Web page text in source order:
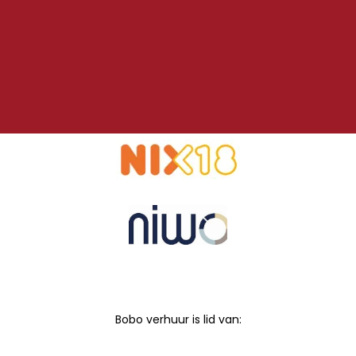
Bobo verhuur is lid van: